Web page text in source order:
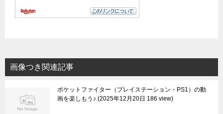
画像つき関連記事
ポケットファイター（プレイステーション・PS1）の動
画を楽しもう♪ 2025年12月20日 186 view